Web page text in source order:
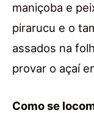
maniçoba e
pirarucu e o
assados na
provar o açaí
Como se